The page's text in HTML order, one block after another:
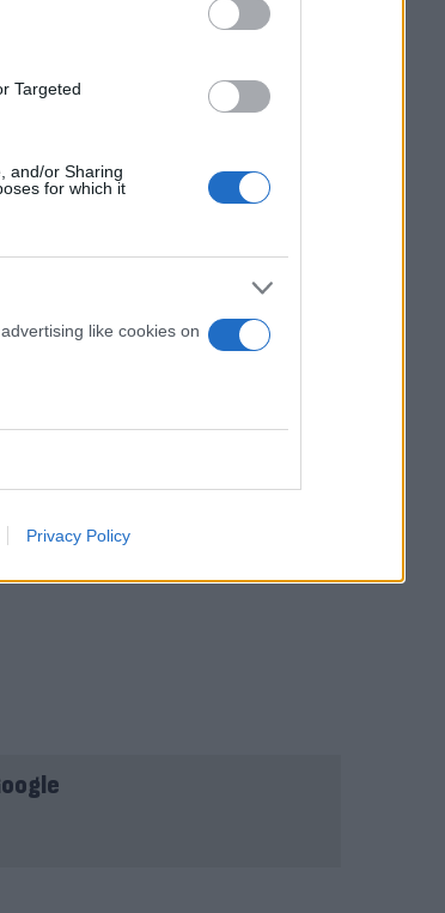
Targeted
and/or Sharing
for which it
like cookies on
Privacy Policy